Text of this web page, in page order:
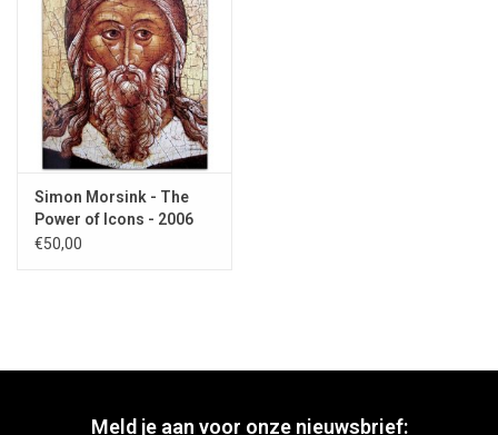
Simon Morsink - The
Power of Icons - 2006
€50,00
Meld je aan voor onze nieuwsbrief: